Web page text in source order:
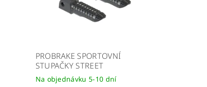
PROBRAKE SPORTOVNÍ
STUPAČKY STREET
Na objednávku 5-10 dní